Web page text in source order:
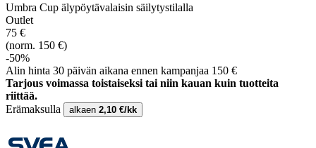
Umbra Cup älypöytävalaisin säilytystilalla
Outlet
75 €
(norm. 150 €)
-50%
Alin hinta 30 päivän aikana ennen kampanjaa 150 €
Tarjous voimassa toistaiseksi tai niin kauan kuin tuotteita
riittää.
Erämaksulla
alkaen 2,10 €/kk